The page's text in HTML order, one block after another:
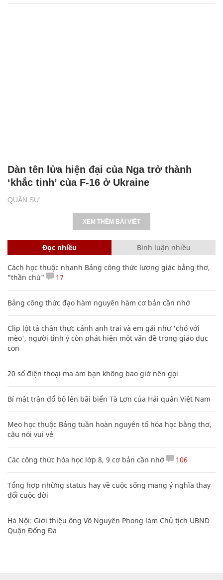
QUÂN SỰ
Dàn tên lửa hiện đại của Nga trở thành
‘khắc tinh’ của F-16 ở Ukraine
XEM THÊM BÀI VIẾT
Đọc nhiều Bình luận nhiều
Cách học thuộc nhanh Bảng công thức lượng giác bằng thơ,
"thần chú"
17
Bảng công thức đạo hàm nguyên hàm cơ bản cần nhớ
Clip lột tả chân thực cảnh anh trai và em gái như 'chó với
mèo', người tinh ý còn phát hiện một vấn đề trong giáo dục
con
20 số điện thoại ma ám bạn không bao giờ nên gọi
Bí mật trận đổ bộ lên bãi biển Tà Lơn của Hải quân Việt Nam
Mẹo học thuộc Bảng tuần hoàn nguyên tố hóa học bằng thơ,
câu nói vui vẻ
Các công thức hóa học lớp 8, 9 cơ bản cần nhớ 106
Tổng hợp những status hay về cuộc sống mang ý nghĩa thay
đổi cuộc đời
Hà Nội: Giới thiệu ông Võ Nguyên Phong làm Chủ tịch UBND
Quận Đống Đa